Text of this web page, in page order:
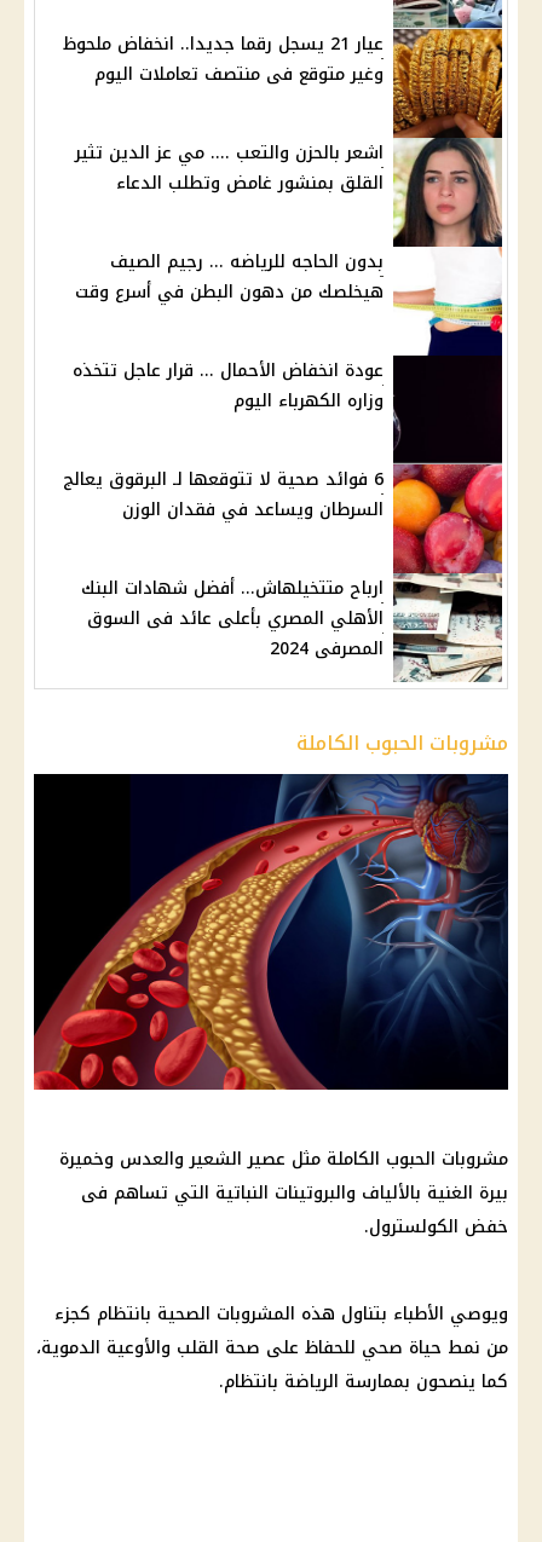
عيار 21 يسجل رقما جديدا.. انخفاض ملحوظ
وغير متوقع فى منتصف تعاملات اليوم
اشعر بالحزن والتعب .... مي عز الدين تثير
القلق بمنشور غامض وتطلب الدعاء
بدون الحاجه للرياضه ... رجيم الصيف
هيخلصك من دهون البطن في أسرع وقت
عودة انخفاض الأحمال ... قرار عاجل تتخذه
وزاره الكهرباء اليوم
6 فوائد صحية لا تتوقعها لـ البرقوق يعالج
السرطان ويساعد في فقدان الوزن
ارباح متتخيلهاش... أفضل شهادات البنك
الأهلي المصري بأعلى عائد فى السوق
المصرفى 2024
مشروبات الحبوب الكاملة
مشروبات الحبوب الكاملة مثل عصير الشعير والعدس وخميرة
بيرة الغنية بالألياف والبروتينات النباتية التي تساهم فى
خفض الكولسترول.
ويوصي الأطباء بتناول هذه المشروبات الصحية بانتظام كجزء
من نمط حياة صحي للحفاظ على صحة القلب والأوعية الدموية،
كما ينصحون بممارسة الرياضة بانتظام.